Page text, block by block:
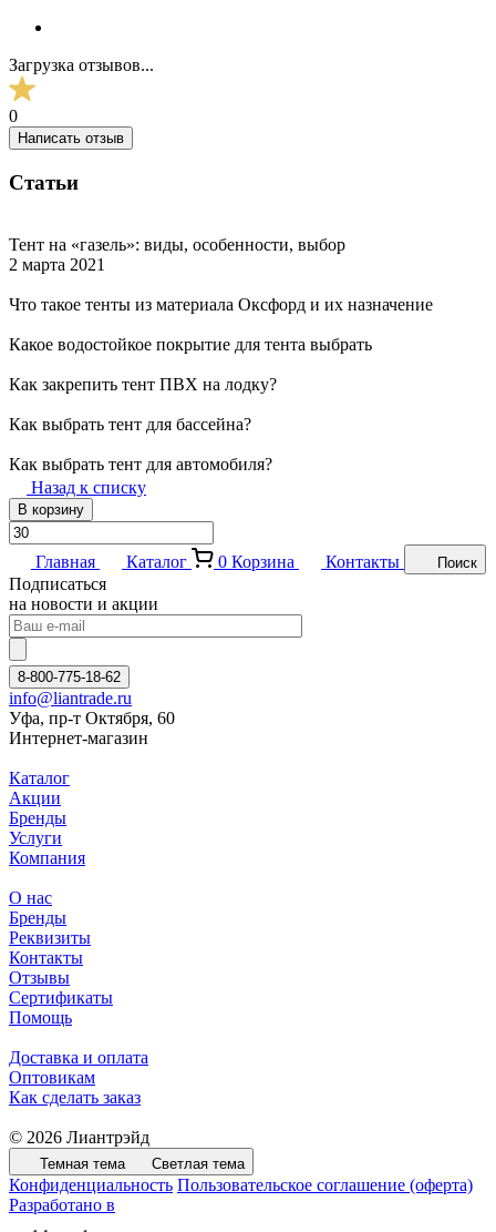
Загрузка отзывов...
0
Написать отзыв
Статьи
Тент на «газель»: виды, особенности, выбор
2 марта 2021
Что такое тенты из материала Оксфорд и их назначение
Какое водостойкое покрытие для тента выбрать
Как закрепить тент ПВХ на лодку?
Как выбрать тент для бассейна?
Как выбрать тент для автомобиля?
Назад к списку
В корзину
Главная Каталог 0 Корзина Контакты Поиск
Подписаться
на новости и акции
8-800-775-18-62
info@liantrade.ru
Уфа, пр-т Октября, 60
Интернет-магазин
Каталог
Акции
Бренды
Услуги
Компания
О нас
Бренды
Реквизиты
Контакты
Отзывы
Сертификаты
Помощь
Доставка и оплата
Оптовикам
Как сделать заказ
© 2026 Лиантрэйд
Темная тема Светлая тема
Конфиденциальность Пользовательское соглашение (оферта)
Разработано в